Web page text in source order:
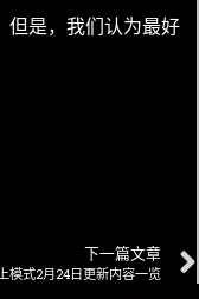
但是，我们认为最好
下一篇文章
模式2月24日更新内容一览